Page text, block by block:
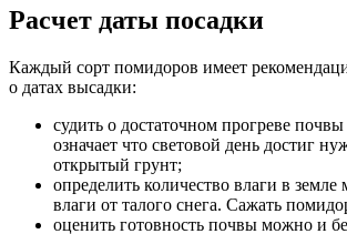
Расчет даты посадки
Каждый сорт помидоров имеет
о датах высадки:
судить о достаточном прогреве
означает что световой день достиг
открытый грунт;
определить количество влаги в
влаги от талого снега. Сажать
оценить готовность почвы можно и